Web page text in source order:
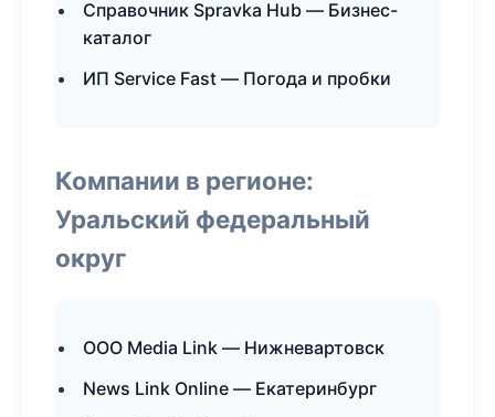
Справочник Spravka Hub — Бизнес-
каталог
ИП Service Fast — Погода и пробки
Компании в регионе:
Уральский федеральный
округ
ООО Media Link — Нижневартовск
News Link Online — Екатеринбург